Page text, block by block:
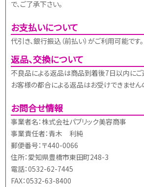
で、ご了承下さい。
お支払いについて
代引き、銀行振込（前払い）がご利用可能です。
返品、交換について
不良品による返品は商品到着後7日以内にご
お客様の都合による返品はお受けできません
お問合せ情報
事業者名：株式会社パブリック美容商事
事業責任者：青木 利純
郵便番号：〒440-0066
住所：愛知県豊橋市東田町248-3
電話：0532-62-7445
FAX：0532-63-8400